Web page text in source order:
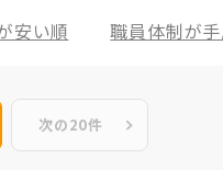
安い順 職員体制が
次の20件